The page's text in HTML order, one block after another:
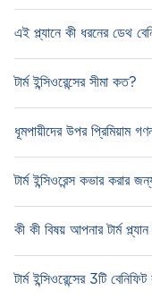
এই প্ল্যানে কী ধরনের ডেথ
টার্ম ইন্সিওরেন্সের সীমা কত?
ধূমপায়ীদের উপর প্রিমিয়াম
টার্ম ইন্সিওরেন্স কভার করার
কী কী বিষয় আপনার টার্ম প্ল্যান
টার্ম ইন্সিওরেন্সের 3টি